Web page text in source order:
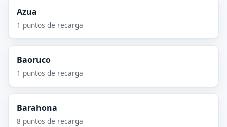
Azua
1 puntos de recarga
Baoruco
1 puntos de recarga
Barahona
8 puntos de recarga